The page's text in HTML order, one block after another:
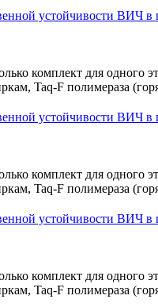
устойчивости ВИЧ в
устойчивости ВИЧ
устойчивости ВИЧ в